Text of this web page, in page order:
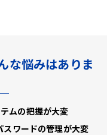
な悩みはありま
ムの把握が大変
ワードの管理が大変